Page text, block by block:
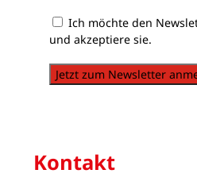
Ich möchte den
und akzeptiere sie.
Jetzt zum Newsletter
Kontakt